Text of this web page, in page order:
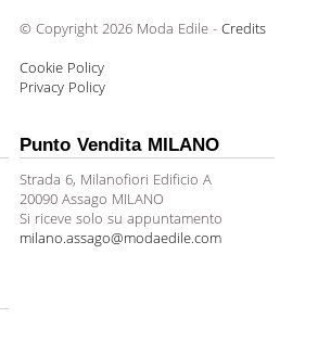
© Copyright 2026 Moda Edile - Credits
Cookie Policy
Privacy Policy
Punto Vendita MILANO
Strada 6, Milanofiori Edificio A
20090 Assago MILANO
Si riceve solo su appuntamento
milano.assago@modaedile.com